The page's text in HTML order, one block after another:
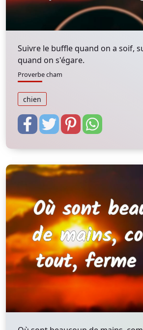
Suivre le buffle quand on a soif,
quand on s'égare.
Proverbe cham
chien